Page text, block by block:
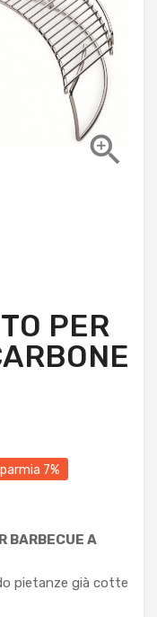

PER
7%
BARBECUE A
pietanze già cotte